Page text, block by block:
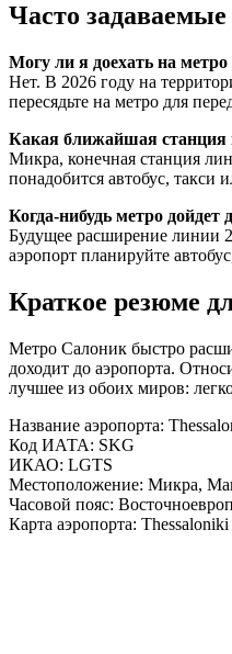
Часто
Могу ли я доехать на
Нет. В 2026 году на
пересядьте на метро для
Какая ближайшая станция
Микра, конечная станция
понадобится автобус, такси
Когда-нибудь метро дойдет
Будущее расширение линии
аэропорт планируйте
Краткое резюме
Метро Салоник быстро
доходит до аэропорта.
лучшее из обоих миров:
Название аэропорта:
Код ИАТА: SKG
ИКАО: LGTS
Местоположение: Микра,
Часовой пояс:
Карта аэропорта: